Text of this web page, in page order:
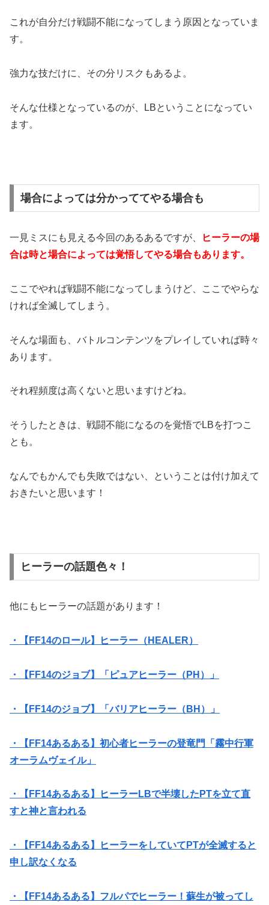
これが自分だけ戦闘不能になってしまう原因となっていま
す。
強力な技だけに、その分リスクもあるよ。
そんな仕様となっているのが、LBということになってい
ます。
場合によっては分かっててやる場合も
一見ミスにも見える今回のあるあるですが、
ヒーラーの場
合は時と場合によっては覚悟してやる場合もあります。
ここでやれば戦闘不能になってしまうけど、ここでやらな
ければ全滅してしまう。
そんな場面も、バトルコンテンツをプレイしていれば時々
あります。
それ程頻度は高くないと思いますけどね。
そうしたときは、戦闘不能になるのを覚悟でLBを打つこ
とも。
なんでもかんでも失敗ではない、ということは付け加えて
おきたいと思います！
ヒーラーの話題色々！
他にもヒーラーの話題があります！
・【FF14のロール】ヒーラー（HEALER）
・【FF14のジョブ】「ピュアヒーラー（PH）」
・【FF14のジョブ】「バリアヒーラー（BH）」
・【FF14あるある】初心者ヒーラーの登竜門「霧中行軍
オーラムヴェイル」
・【FF14あるある】ヒーラーLBで半壊したPTを立て直
すと神と言われる
・【FF14あるある】ヒーラーをしていてPTが全滅すると
申し訳なくなる
・【FF14あるある】フルパでヒーラー！蘇生が被ってし